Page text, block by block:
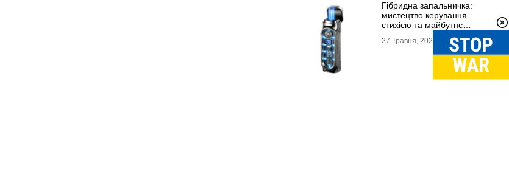
Гібридна запальничка:
мистецтво керування
стихією та майбутнє
27 Травня, 2026